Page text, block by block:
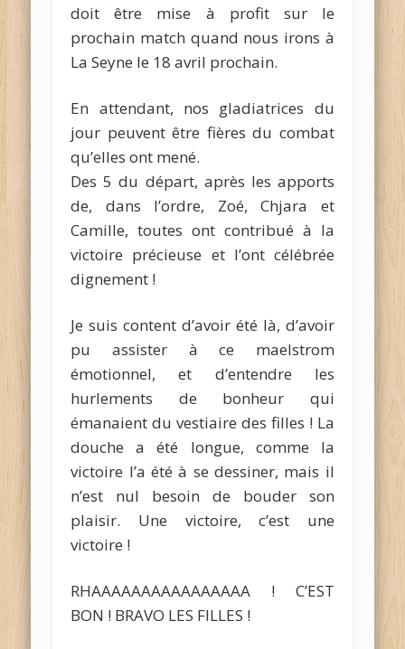
doit être mise à profit sur le
prochain match quand nous irons à
La Seyne le 18 avril prochain.
En attendant, nos gladiatrices du
jour peuvent être fières du combat
qu’elles ont mené.
Des 5 du départ, après les apports
de, dans l’ordre, Zoé, Chjara et
Camille, toutes ont contribué à la
victoire précieuse et l’ont célébrée
dignement !
Je suis content d’avoir été là, d’avoir
pu assister à ce maelstrom
émotionnel, et d’entendre les
hurlements de bonheur qui
émanaient du vestiaire des filles ! La
douche a été longue, comme la
victoire l’a été à se dessiner, mais il
n’est nul besoin de bouder son
plaisir. Une victoire, c’est une
victoire !
RHAAAAAAAAAAAAAAAA ! C’EST
BON ! BRAVO LES FILLES !